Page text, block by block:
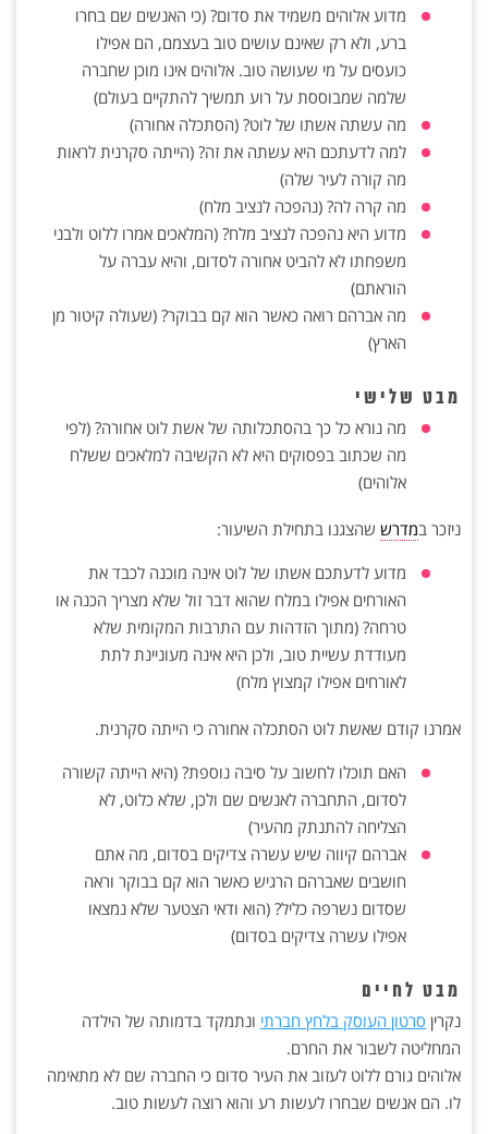
מדוע אלוהים משמיד את סדום? (כי האנשים שם בחרו
ברע, ולא רק שאינם עושים טוב בעצמם, הם אפילו
כועסים על מי שעושה טוב. אלוהים אינו מוכן שחברה
שלמה שמבוססת על רוע תמשיך להתקיים בעולם)
מה עשתה אשתו של לוט? (הסתכלה אחורה)
למה לדעתכם היא עשתה את זה? (הייתה סקרנית לראות
מה קורה לעיר שלה)
מה קרה לה? (נהפכה לנציב מלח)
מדוע היא נהפכה לנציב מלח? (המלאכים אמרו ללוט ולבני
משפחתו לא להביט אחורה לסדום, והיא עברה על
הוראתם)
מה אברהם רואה כאשר הוא קם בבוקר? (שעולה קיטור מן
הארץ)
מבט שלישי
מה נורא כל כך בהסתכלותה של אשת לוט אחורה? (לפי
מה שכתוב בפסוקים היא לא הקשיבה למלאכים ששלח
אלוהים)
ניזכר במדרש שהצגנו בתחילת השיעור:
מדוע לדעתכם אשתו של לוט אינה מוכנה לכבד את
האורחים אפילו במלח שהוא דבר זול שלא מצריך הכנה או
טרחה? (מתוך הזדהות עם התרבות המקומית שלא
מעודדת עשיית טוב, ולכן היא אינה מעוניינת לתת
לאורחים אפילו קמצוץ מלח)
אמרנו קודם שאשת לוט הסתכלה אחורה כי הייתה סקרנית.
האם תוכלו לחשוב על סיבה נוספת? (היא הייתה קשורה
לסדום, התחברה לאנשים שם ולכן, שלא כלוט, לא
הצליחה להתנתק מהעיר)
אברהם קיווה שיש עשרה צדיקים בסדום, מה אתם
חושבים שאברהם הרגיש כאשר הוא קם בבוקר וראה
שסדום נשרפה כליל? (הוא ודאי הצטער שלא נמצאו
אפילו עשרה צדיקים בסדום)
מבט לחיים
נקרין סרטון העוסק בלחץ חברתי ונתמקד בדמותה של הילדה
המחליטה לשבור את החרם.
אלוהים גורם ללוט לעזוב את העיר סדום כי החברה שם לא מתאימה
לו. הם אנשים שבחרו לעשות רע והוא רוצה לעשות טוב.